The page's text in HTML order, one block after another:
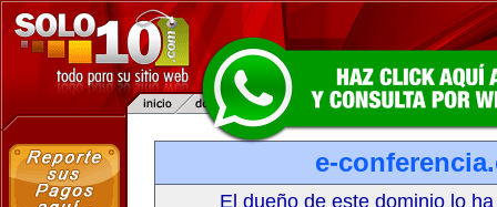
e-
El dueño de este dominio lo